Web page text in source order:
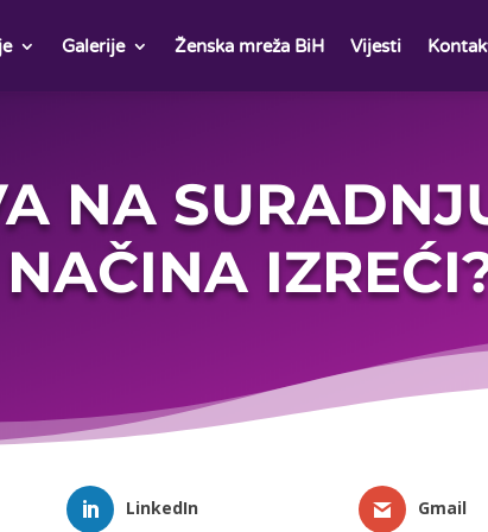
Galerije Ženska mreža BiH Vijesti
NA
LinkedIn Gmail